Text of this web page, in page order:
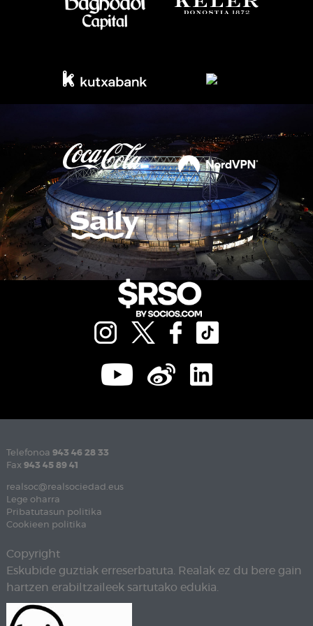
Telefonoa 943 46 28 33
Fax 943 45 89 41
realsoc@realsociedad.eus
Lege oharra
Pribatutasun politika
Cookieen politika
Copyright
Eskubide guztiak erreserbatuta. Realak ez du bere gain
hartzen erabiltzaileek sartutako edukia.